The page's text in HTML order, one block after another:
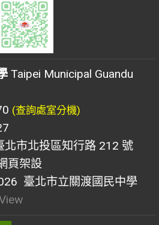
Taipei Municipal Guandu
(查詢處室分機)
市北投區知行路 212 號
頁架設
臺北市立關渡國民中學